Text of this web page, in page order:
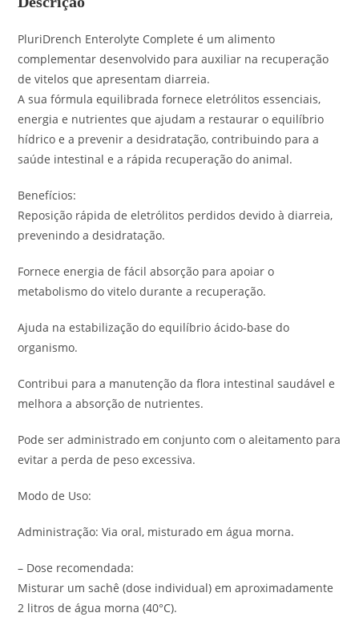
PluriDrench Enterolyte Complete é um alimento
complementar desenvolvido para auxiliar na recuperação
de vitelos que apresentam diarreia.
A sua fórmula equilibrada fornece eletrólitos essenciais,
energia e nutrientes que ajudam a restaurar o equilíbrio
hídrico e a prevenir a desidratação, contribuindo para a
saúde intestinal e a rápida recuperação do animal.
Benefícios:
Reposição rápida de eletrólitos perdidos devido à diarreia,
prevenindo a desidratação.
Fornece energia de fácil absorção para apoiar o
metabolismo do vitelo durante a recuperação.
Ajuda na estabilização do equilíbrio ácido-base do
organismo.
Contribui para a manutenção da flora intestinal saudável e
melhora a absorção de nutrientes.
Pode ser administrado em conjunto com o aleitamento para
evitar a perda de peso excessiva.
Modo de Uso:
Administração: Via oral, misturado em água morna.
– Dose recomendada:
Misturar um sachê (dose individual) em aproximadamente
2 litros de água morna (40°C).